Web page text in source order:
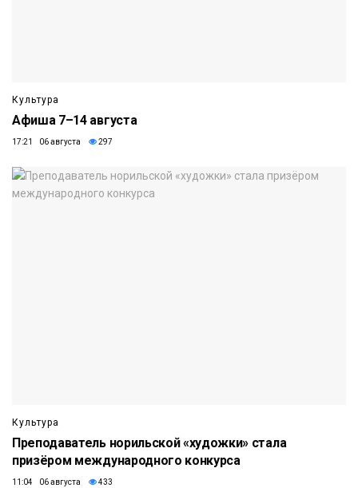
Культура
Афиша 7–14 августа
17:21 06 августа 297
Культура
Преподаватель норильской «художки» стала
призёром международного конкурса
11:04 06 августа 433